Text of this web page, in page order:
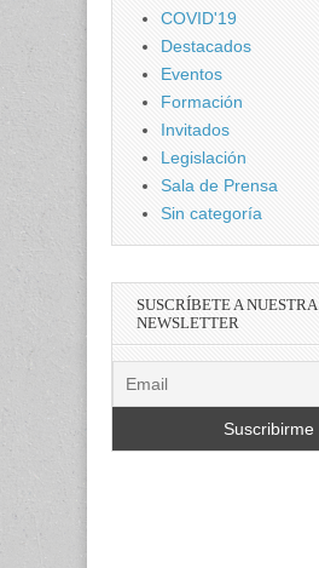
COVID'19
Destacados
Eventos
Formación
Invitados
Legislación
Sala de Prensa
Sin categoría
SUSCRÍBETE A NUESTRA
NEWSLETTER